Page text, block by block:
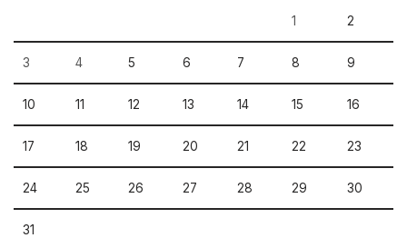
1 2
3 4 5 6 7 8 9
10 11 12 13 14 15 16
17 18 19 20 21 22 23
24 25 26 27 28 29 30
31